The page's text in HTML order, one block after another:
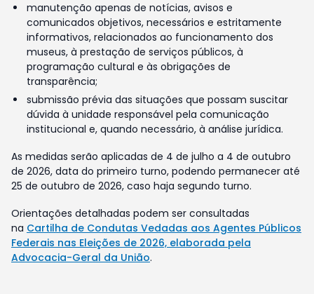
manutenção apenas de notícias, avisos e
comunicados objetivos, necessários e estritamente
informativos, relacionados ao funcionamento dos
museus, à prestação de serviços públicos, à
programação cultural e às obrigações de
transparência;
submissão prévia das situações que possam suscitar
dúvida à unidade responsável pela comunicação
institucional e, quando necessário, à análise jurídica.
As medidas serão aplicadas de 4 de julho a 4 de outubro
de 2026, data do primeiro turno, podendo permanecer até
25 de outubro de 2026, caso haja segundo turno.
Orientações detalhadas podem ser consultadas
na Cartilha de Condutas Vedadas aos Agentes Públicos
Federais nas Eleições de 2026, elaborada pela
Advocacia-Geral da União.